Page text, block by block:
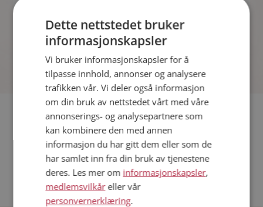
som synes du er interessant.
Fler single
Flere singlekvinner fra Ullensvang:Jill ,Anna,Sucilla
Menn fra Ullensvang
Date kvinner i Norge
Date menn i Norge
Dette nettstedet bruker
informasjonskapsler
Vi bruker informasjonskapsler for å
tilpasse innhold, annonser og analysere
trafikken vår. Vi deler også informasjon
om din bruk av nettstedet vårt med våre
annonserings- og analysepartnere som
kan kombinere den med annen
informasjon du har gitt dem eller som de
har samlet inn fra din bruk av tjenestene
deres. Les mer om informasjonskapsler,
medlemsvilkåreller vår
personvernerklæring.